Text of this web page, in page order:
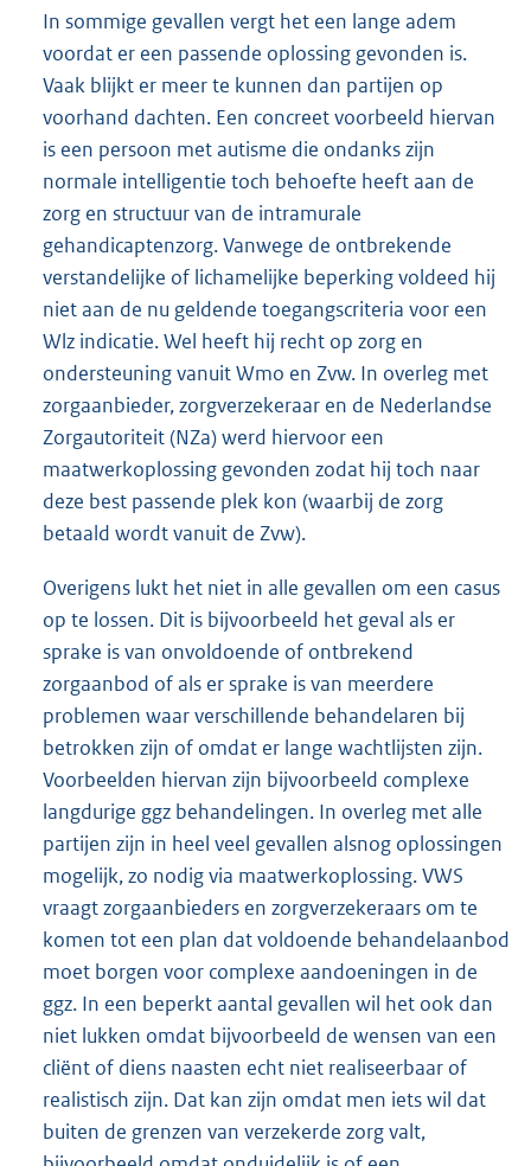
In sommige gevallen vergt het een lange adem
voordat er een passende oplossing gevonden is.
Vaak blijkt er meer te kunnen dan partijen op
voorhand dachten. Een concreet voorbeeld hiervan
is een persoon met autisme die ondanks zijn
normale intelligentie toch behoefte heeft aan de
zorg en structuur van de intramurale
gehandicaptenzorg. Vanwege de ontbrekende
verstandelijke of lichamelijke beperking voldeed hij
niet aan de nu geldende toegangscriteria voor een
Wlz indicatie. Wel heeft hij recht op zorg en
ondersteuning vanuit Wmo en Zvw. In overleg met
zorgaanbieder, zorgverzekeraar en de Nederlandse
Zorgautoriteit (NZa) werd hiervoor een
maatwerkoplossing gevonden zodat hij toch naar
deze best passende plek kon (waarbij de zorg
betaald wordt vanuit de Zvw).
Overigens lukt het niet in alle gevallen om een casus
op te lossen. Dit is bijvoorbeeld het geval als er
sprake is van onvoldoende of ontbrekend
zorgaanbod of als er sprake is van meerdere
problemen waar verschillende behandelaren bij
betrokken zijn of omdat er lange wachtlijsten zijn.
Voorbeelden hiervan zijn bijvoorbeeld complexe
langdurige ggz behandelingen. In overleg met alle
partijen zijn in heel veel gevallen alsnog oplossingen
mogelijk, zo nodig via maatwerkoplossing. VWS
vraagt zorgaanbieders en zorgverzekeraars om te
komen tot een plan dat voldoende behandelaanbod
moet borgen voor complexe aandoeningen in de
ggz. In een beperkt aantal gevallen wil het ook dan
niet lukken omdat bijvoorbeeld de wensen van een
cliënt of diens naasten echt niet realiseerbaar of
realistisch zijn. Dat kan zijn omdat men iets wil dat
buiten de grenzen van verzekerde zorg valt,